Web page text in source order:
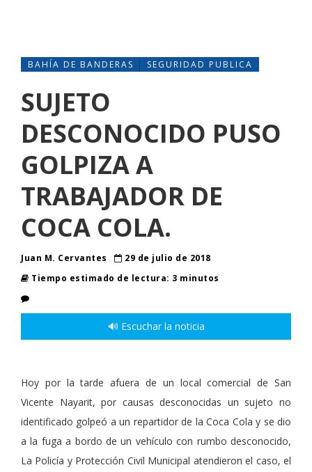
BAHÍA DE BANDERAS SEGURIDAD PUBLICA
SUJETO
DESCONOCIDO PUSO
GOLPIZA A
TRABAJADOR DE
COCA COLA.
Juan M. Cervantes
29 de julio de 2018
Tiempo estimado de lectura: 3 minutos
🔊 Escuchar la noticia
Hoy por la tarde afuera de un local comercial de San
Vicente Nayarit, por causas desconocidas un sujeto no
identificado golpeó a un repartidor de la Coca Cola y se dio
a la fuga a bordo de un vehículo con rumbo desconocido,
La Policía y Protección Civil Municipal atendieron el caso, el